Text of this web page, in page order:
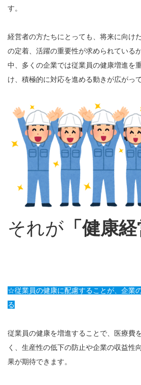
す。
経営者の方たちにとっても、将来に向け
の定着、活躍の重要性が求められている
中、多くの企業では従業員の健康増進を
け、積極的に対応を進める動きが広がっ
それが 「健康経
☆従業員の健康に配慮することが、企業
る
従業員の健康を増進することで、医療費
く、生産性の低下の防止や企業の収益性
果が期待できます。